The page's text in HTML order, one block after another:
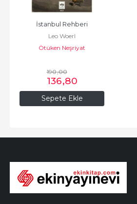
Sepete Ekle
İstanbul Rehberi
Leo Woerl
Ötüken Neşriyat
190,00
136,80